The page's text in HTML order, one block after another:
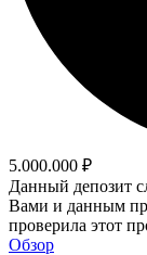
5.000.000 ₽
Данный депозит
Вами и данным
проверила этот
Обзор